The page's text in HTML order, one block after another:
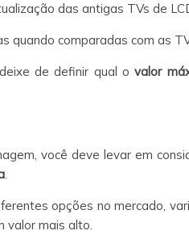
das antigas TVs de
quando comparadas com as
de definir qual ovalor
você deve levar em
.
opções no mercado,
valor mais alto.